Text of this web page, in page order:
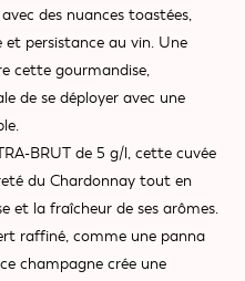
des nuances toastées,
persistance au vin. Une
cette gourmandise,
de se déployer avec une
BRUT de 5 g/l, cette cuvée
du Chardonnay tout en
et la fraîcheur de ses arômes.
raffiné, comme une panna
champagne crée une